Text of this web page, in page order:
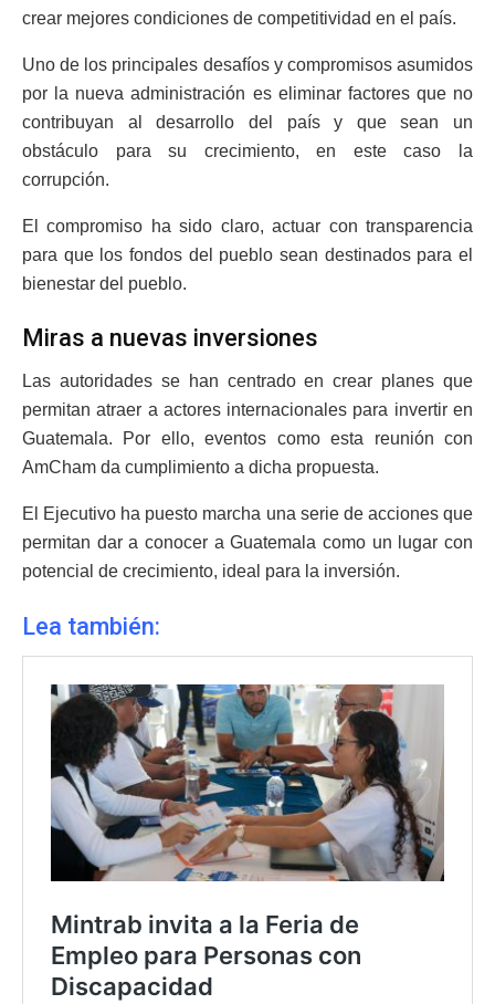
crear mejores condiciones de competitividad en el país.
Uno de los principales desafíos y compromisos asumidos
por la nueva administración es eliminar factores que no
contribuyan al desarrollo del país y que sean un
obstáculo para su crecimiento, en este caso la
corrupción.
El compromiso ha sido claro, actuar con transparencia
para que los fondos del pueblo sean destinados para el
bienestar del pueblo.
Miras a nuevas inversiones
Las autoridades se han centrado en crear planes que
permitan atraer a actores internacionales para invertir en
Guatemala. Por ello, eventos como esta reunión con
AmCham da cumplimiento a dicha propuesta.
El Ejecutivo ha puesto marcha una serie de acciones que
permitan dar a conocer a Guatemala como un lugar con
potencial de crecimiento, ideal para la inversión.
Lea también: